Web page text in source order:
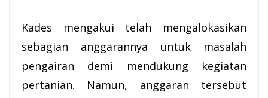
Kades mengakui telah mengalokasikan
sebagian anggarannya untuk masalah
pengairan demi mendukung kegiatan
pertanian. Namun, anggaran tersebut